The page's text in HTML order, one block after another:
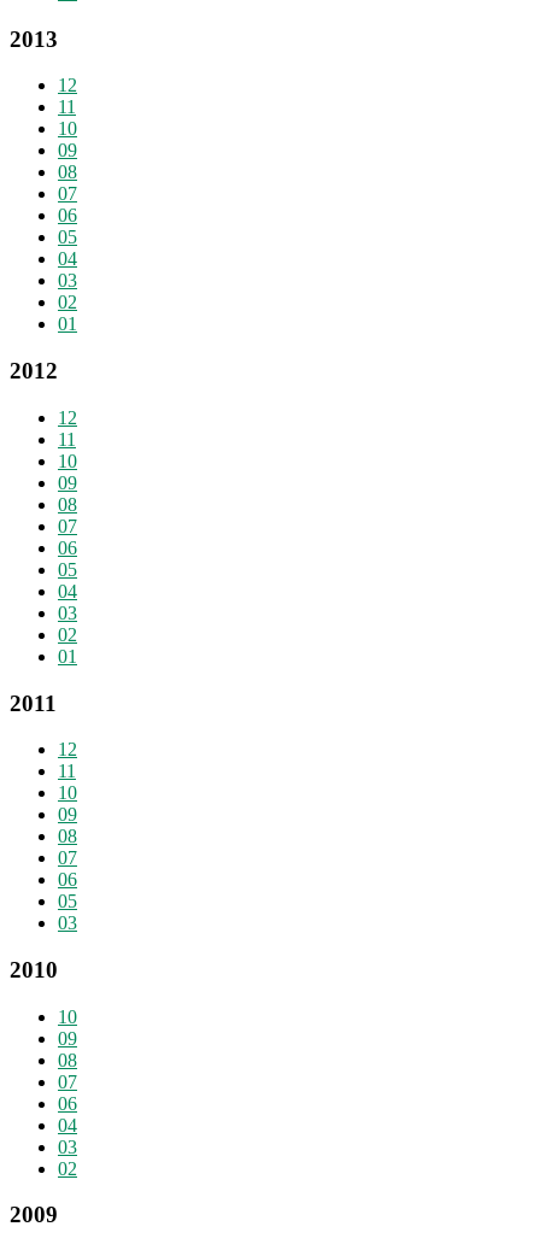
2013
12
11
10
09
08
07
06
05
04
03
02
01
2012
12
11
10
09
08
07
06
05
04
03
02
01
2011
12
11
10
09
08
07
06
05
03
2010
10
09
08
07
06
04
03
02
2009